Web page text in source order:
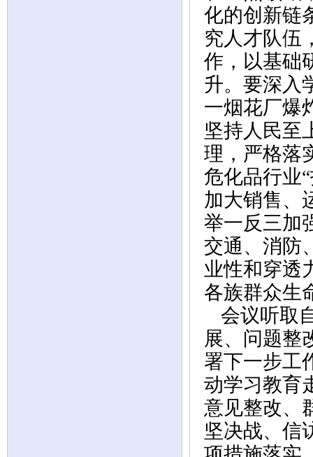
化的创新链
究人才队伍
作，以基础
升。要深入
一烟花厂爆
坚持人民至
理，严格落
危化品行业
加大销售、
举一反三加
交通、消防
业性和穿透
各族群众生
会议听取
展、问题整
署下一步工
动学习教育
意见整改、
坚决战、信